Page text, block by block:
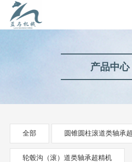
产品中心
全部 圆锥圆柱滚道类轴承
轮毂沟（滚）道类轴承超精机